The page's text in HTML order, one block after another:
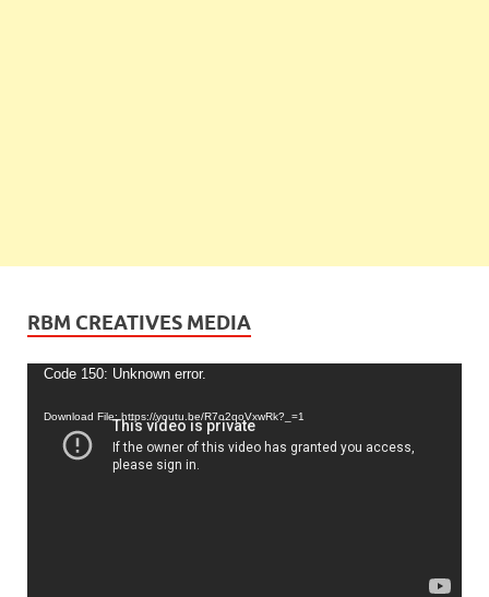
RBM CREATIVES MEDIA
Video
Code 150: Unknown error.
Download File: https://youtu.be/R7o2qoVxwRk?_=1